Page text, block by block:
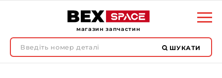
магазин запчастин
ШУКАТИ